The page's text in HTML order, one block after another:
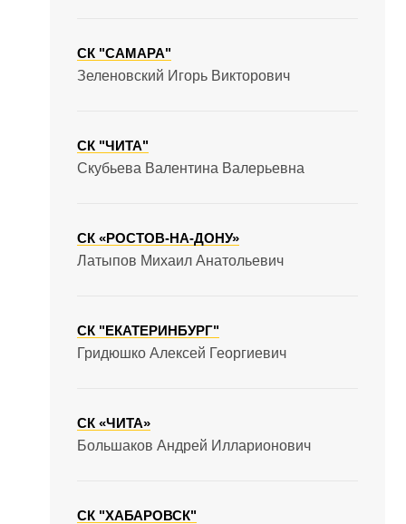
СК "САМАРА"
Зеленовский Игорь Викторович
СК "ЧИТА"
Скубьева Валентина Валерьевна
СК «РОСТОВ-НА-ДОНУ»
Латыпов Михаил Анатольевич
СК "ЕКАТЕРИНБУРГ"
Гридюшко Алексей Георгиевич
СК «ЧИТА»
Большаков Андрей Илларионович
СК "ХАБАРОВСК"